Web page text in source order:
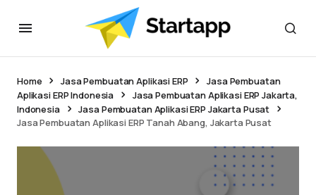
Home Jasa Pembuatan Aplikasi ERP
Jasa Pembuatan
Aplikasi ERP Indonesia
Jasa Pembuatan Aplikasi ERP Jakarta,
Indonesia
Jasa Pembuatan Aplikasi ERP Jakarta Pusat
Jasa Pembuatan Aplikasi ERP Tanah Abang, Jakarta Pusat